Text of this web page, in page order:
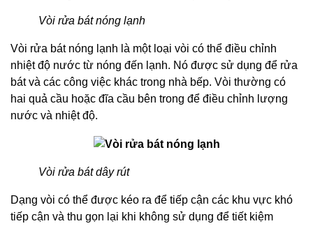
Vòi rửa bát nóng lạnh
Vòi rửa bát nóng lạnh là một loại vòi có thể điều chỉnh
nhiệt độ nước từ nóng đến lạnh. Nó được sử dụng để rửa
bát và các công việc khác trong nhà bếp. Vòi thường có
hai quả cầu hoặc đĩa cầu bên trong để điều chỉnh lượng
nước và nhiệt độ.
Vòi rửa bát dây rút
Dạng vòi có thể được kéo ra để tiếp cận các khu vực khó
tiếp cận và thu gọn lại khi không sử dụng để tiết kiệm